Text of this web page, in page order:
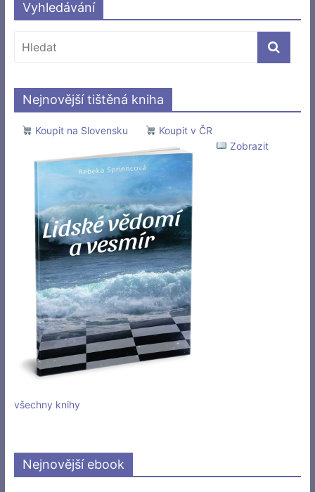
Vyhledávání
Nejnovější tištěná kniha
Koupit na Slovensku
Koupit v ČR
Zobrazit
všechny knihy
Nejnovější ebook